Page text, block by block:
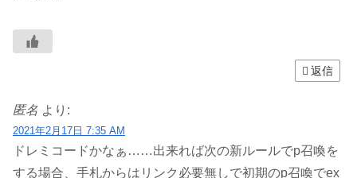
返信
匿名 より:
2021年2月17日 7:35 AM
ドレミコードかなぁ……出来れば次の新ルールでp召喚を
する場合、手札からはリンク必要無しで初期のp召喚でex